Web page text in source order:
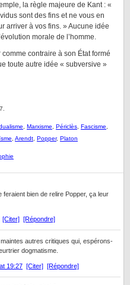
la règle majeure de Kant : «
sont des fins et ne vous en
arriver à vos fins. » Aucune idée
morale de l’homme.
contraire à son État formé
toute autre idée « subversive »
Marxisme Périclès Fascisme
Arendt Popper, Platon
bien de relire Popper, ça leur
[Citer] [Répondre]
autres critiques qui, espérons-
dogmatisme.
19:27 [Citer] [Répondre]